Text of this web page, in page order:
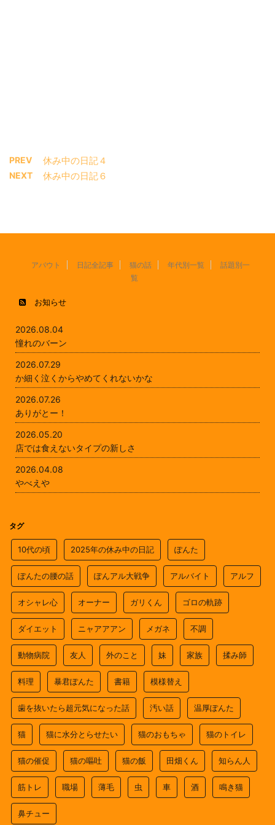
PREV 休み中の日記４
NEXT 休み中の日記６
アバウト 日記全記事 猫の話 年代別一覧
話題別一
覧
お知らせ
2026.08.04
憧れのバーン
2026.07.29
か細く泣くからやめてくれないかな
2026.07.26
ありがとー！
2026.05.20
店では食えないタイプの新しさ
2026.04.08
やべえや
タグ
10代の頃 2025年の休み中の日記 ぽんた
ぽんたの腰の話 ぽんアル大戦争 アルバイト アルフ
オシャレ心 オーナー ガリくん ゴロの軌跡
ダイエット ニャアアアン メガネ 不調
動物病院 友人 外のこと 妹 家族 揉み師
料理 暴君ぽんた 書籍 模様替え
歯を抜いたら超元気になった話 汚い話 温厚ぽんた
猫 猫に水分とらせたい 猫のおもちゃ 猫のトイレ
猫の催促 猫の嘔吐 猫の飯 田畑くん 知らん人
筋トレ 職場 薄毛 虫 車 酒 鳴き猫
鼻チュー